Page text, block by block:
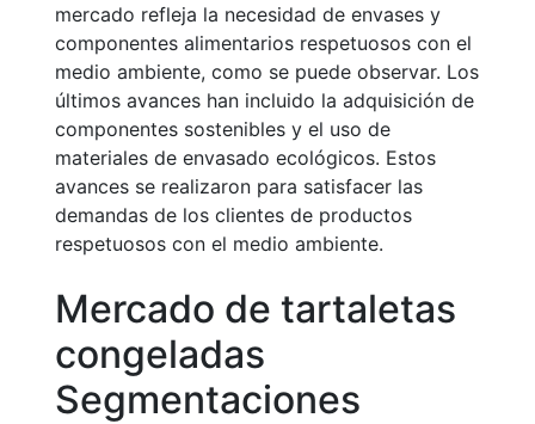
mercado refleja la necesidad de envases y
componentes alimentarios respetuosos con el
medio ambiente, como se puede observar. Los
últimos avances han incluido la adquisición de
componentes sostenibles y el uso de
materiales de envasado ecológicos. Estos
avances se realizaron para satisfacer las
demandas de los clientes de productos
respetuosos con el medio ambiente.
Mercado de tartaletas
congeladas
Segmentaciones